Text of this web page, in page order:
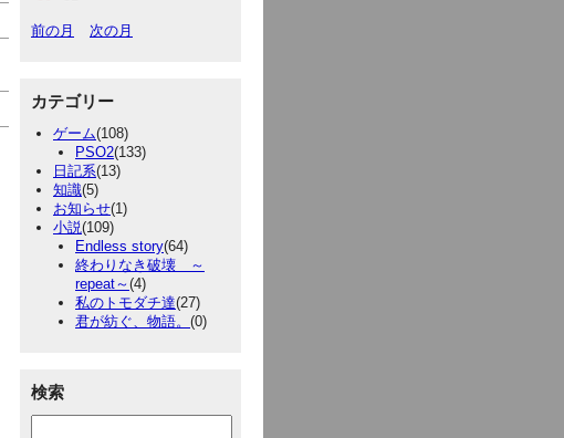
前の月 次の月
カテゴリー
ゲーム(108)
PSO2(133)
日記系(13)
知識(5)
お知らせ(1)
小説(109)
Endless story(64)
終わりなき破壊 ～
repeat～(4)
私のトモダチ達(27)
君が紡ぐ、物語。 (0)
検索